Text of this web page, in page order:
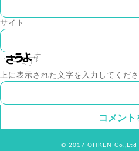
サイト
上に表示された文字を入力してくださ
© 2017 OHKEN Co.,Ltd